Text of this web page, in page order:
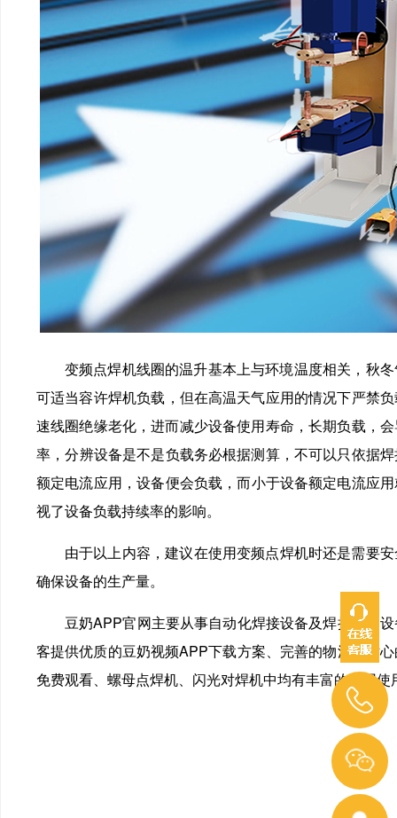
变频点焊机线圈的温升基本上与环境温度相关，秋冬
可适当容许焊机负载，但在高温天气应用的情况下严禁负
速线圈绝缘老化，进而减少设备使用寿命，长期负载
率，分辨设备是不是负载务必根据测算，不可以只依据
额定电流应用，设备便会负载，而小于设备额定电流应
视了设备负载持续率的影响。
由于以上内容，建议在使用变频点焊机时还是需要
确保设备的生产量。
豆奶APP官网主要从事自动化焊接设备及焊接定制设备
客提供优质的豆奶视频APP下载方案、完善的物流和贴
免费观看、螺母点焊机、闪光对焊机中均有丰富的应用使